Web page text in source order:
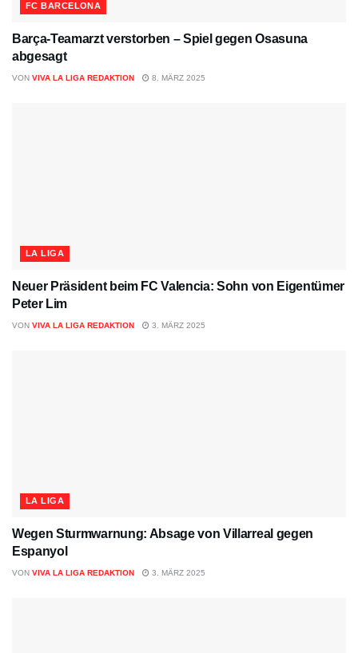
FC BARCELONA
Barça-Teamarzt verstorben – Spiel gegen Osasuna
abgesagt
VON VIVA LA LIGA REDAKTION 8. MÄRZ 2025
LA LIGA
Neuer Präsident beim FC Valencia: Sohn von Eigentümer
Peter Lim
VON VIVA LA LIGA REDAKTION 3. MÄRZ 2025
LA LIGA
Wegen Sturmwarnung: Absage von Villarreal gegen
Espanyol
VON VIVA LA LIGA REDAKTION 3. MÄRZ 2025